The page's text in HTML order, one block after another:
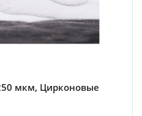
мкм, Цирконовые